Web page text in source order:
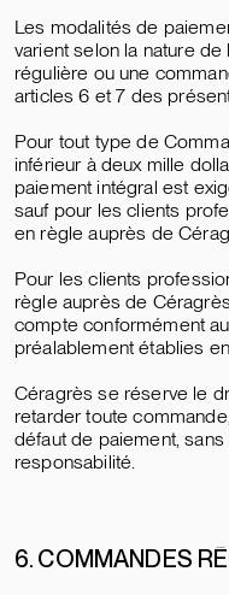
Les modalités de
varient selon la nature
régulière ou une
articles 6 et 7 des
Pour tout type de
inférieur à deux mille
paiement intégral est
sauf pour les clients
en règle auprès de
Pour les clients
règle auprès de
compte conformément
préalablement établies
Céragrès se réserve le
retarder toute
défaut de paiement, sans
responsabilité.
6. COMMANDES